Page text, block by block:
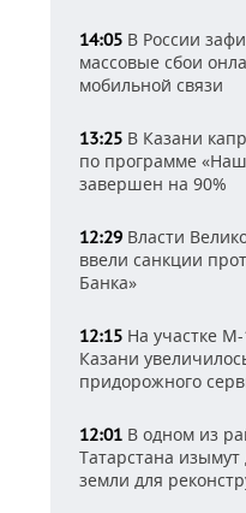
14:05 В России
массовые сбои
мобильной связи
13:25 В Казани
по программе
завершен на 90%
12:29 Власти
ввели санкции
Банка»
12:15 На участке
Казани
придорожного
12:01 В одном из
Татарстана изымут
земли для